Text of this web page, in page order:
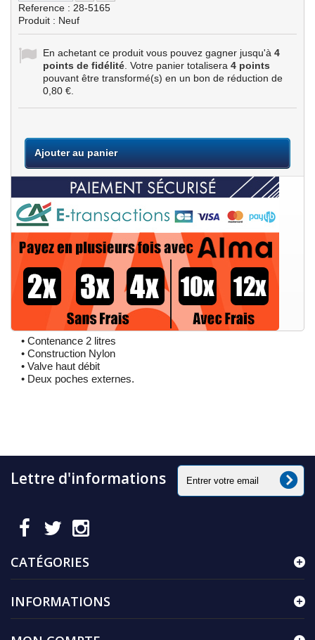
Reference : 28-5165
Produit : Neuf
En achetant ce produit vous pouvez gagner jusqu'à 4
points de fidélité . Votre panier totalisera 4 points
pouvant être transformé(s) en un bon de réduction de
0,80 €
Ajouter au panier
• Contenance 2 litres
• Construction Nylon
• Valve haut débit
• Deux poches externes.
Lettre d'informations
CATÉGORIES
INFORMATIONS